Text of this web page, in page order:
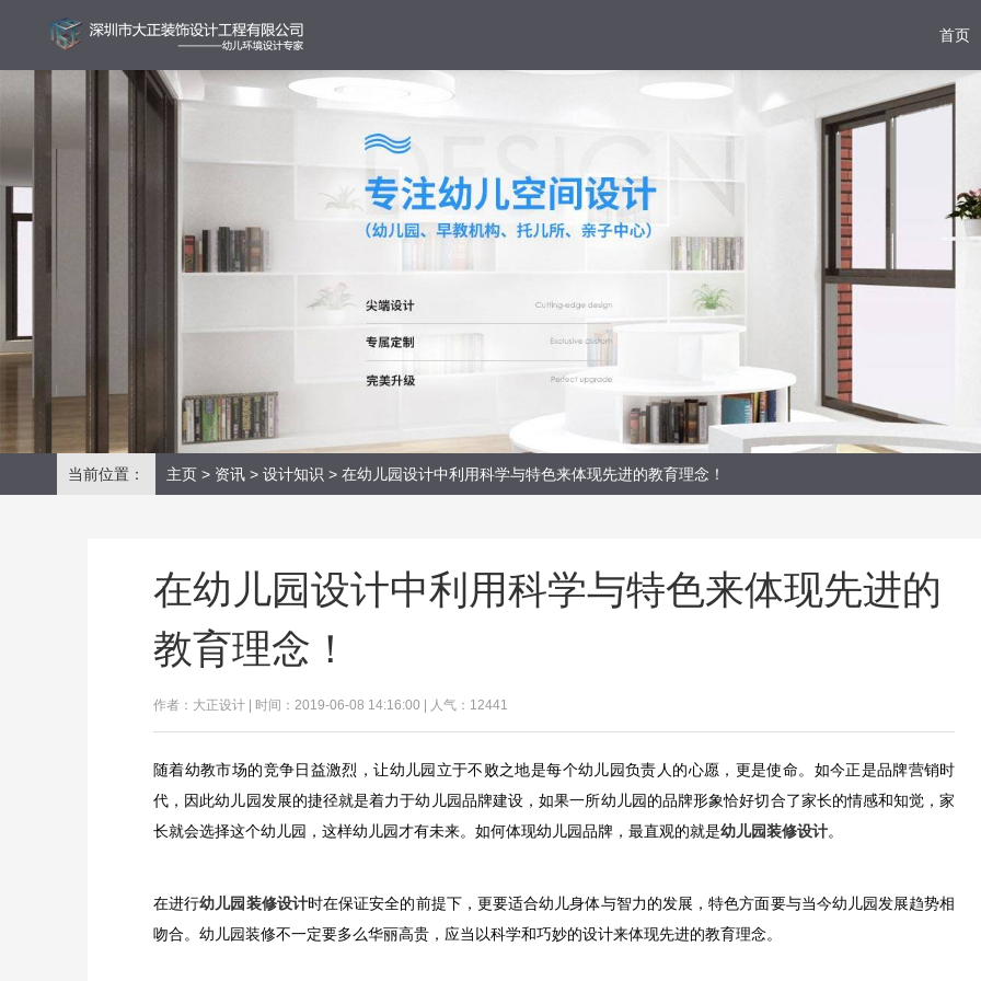
首页
当前位置： 主页 > 资讯 > 设计知识 > 在幼儿园设计中利用科学与特色来体现先进的教育理念！
在幼儿园设计中利用科学与特色来体现先进的
教育理念！
作者：大正设计 | 时间：2019-06-08 14:16:00 | 人气：12441
随着幼教市场的竞争日益激烈，让幼儿园立于不败之地是每个幼儿园负责人的心愿，更是使命。如今正是品牌营销时
代，因此幼儿园发展的捷径就是着力于幼儿园品牌建设，如果一所幼儿园的品牌形象恰好切合了家长的情感和知觉，家
长就会选择这个幼儿园，这样幼儿园才有未来。如何体现幼儿园品牌，最直观的就是幼儿园装修设计。
在进行幼儿园装修设计时在保证安全的前提下，更要适合幼儿身体与智力的发展，特色方面要与当今幼儿园发展趋势相
吻合。幼儿园装修不一定要多么华丽高贵，应当以科学和巧妙的设计来体现先进的教育理念。